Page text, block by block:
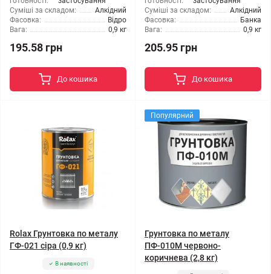
Суміші за складом:
Алкідний
Фасовка:
Відро
Вага:
0,9 кг
195.58 грн
До кошика
Суміші за складом:
Алкідний
Фасовка:
Банка
Вага:
0,9 кг
205.95 грн
До кошика
Rolax Грунтовка по металу
ГФ-021 сіра (0,9 кг)
В наявності
Популярний
Грунтовка по металу
ПФ-010М червоно-
коричнева (2,8 кг)